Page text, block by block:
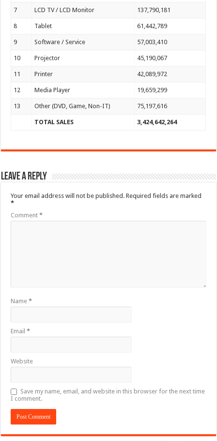
7 LCD TV / LCD Monitor 137,790,181
8 Tablet 61,442,789
9 Software / Service 57,003,410
10 Projector 45,190,067
11 Printer 42,089,972
12 Media Player 19,659,299
13 Other (DVD, Game, Non-IT) 75,197,616
TOTAL SALES 3,424,642,264
Leave a Reply
Your email address will not be published. Required fields are marked
*
Comment*
Name*
Email*
Website
Save my name, email, and website in this browser for the next time
I comment.